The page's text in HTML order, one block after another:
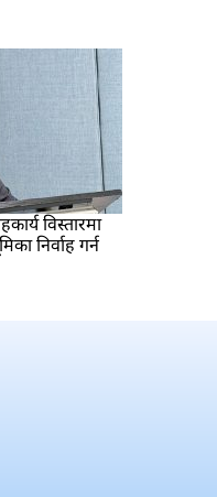
विस्तारमा
निर्वाह गर्न